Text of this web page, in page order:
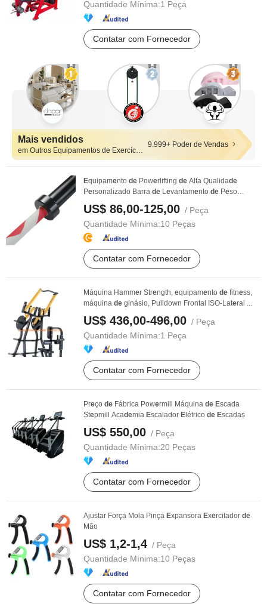
Quantidade Mínima:1 Peça
Contatar com Fornecedor
Mais vendidos
em Outros Equipamentos de Exercício e Forma Física
9.999+ Poder de Vendas
Equipamento de Powerlifting de Alta Qualidade
Personalizado Barra de Levantamento de Peso
ell
US$ 86,00-125,00 / Peça
Quantidade Mínima:10 Peças
Contatar com Fornecedor
Máquina Hammer Strength, equipamento de fitness,
máquina de ginásio, Pulldown Frontal ISO-Lateral ...
US$ 436,00-496,00 / Peça
Quantidade Mínima:1 Peça
Contatar com Fornecedor
Preço de Fábrica Powermill Máquina de Escada
Stepmill Academia Escalador E létrico de Escadas
US$ 550,00 / Peça
Quantidade Mínima:20 Peças
Contatar com Fornecedor
Ajustar Força Mola Pinça Expansora Exercitador de
Mão
US$ 1,2-1,4 / Peça
Quantidade Mínima:10 Peças
Contatar com Fornecedor